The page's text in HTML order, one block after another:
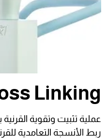
Linking
عملية تثبيت وتقوية
ربط الأنسجة التعامدية